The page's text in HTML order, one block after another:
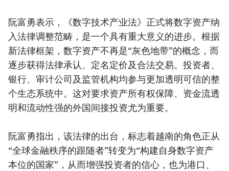
阮富勇表示，《数字技术产业法》正式将数字资产纳
入法律调整范畴，是一个具有重大意义的进步。根据
新法律框架，数字资产不再是“灰色地带”的概念，而
逐步获得法律承认、定名定价及合法交易。投资者、
银行、审计公司及监管机构均参与更加透明可信的整
个生态系统中。这对要求资产所有权保障、资金流透
明和流动性强的外国间接投资尤为重要。
阮富勇指出，该法律的出台，标志着越南的角色正从
“全球金融秩序的跟随者”转变为“构建自身数字资产
本位的国家”，从而增强投资者的信心，也为港口、